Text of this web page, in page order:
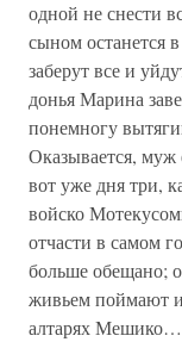
одной не снести
сыном останется
заберут все и
донья Марина
понемногу
Оказывается, муж
вот уже дня три,
войско
отчасти в самом
больше обещано;
живьем поймают
алтарях Мешико…